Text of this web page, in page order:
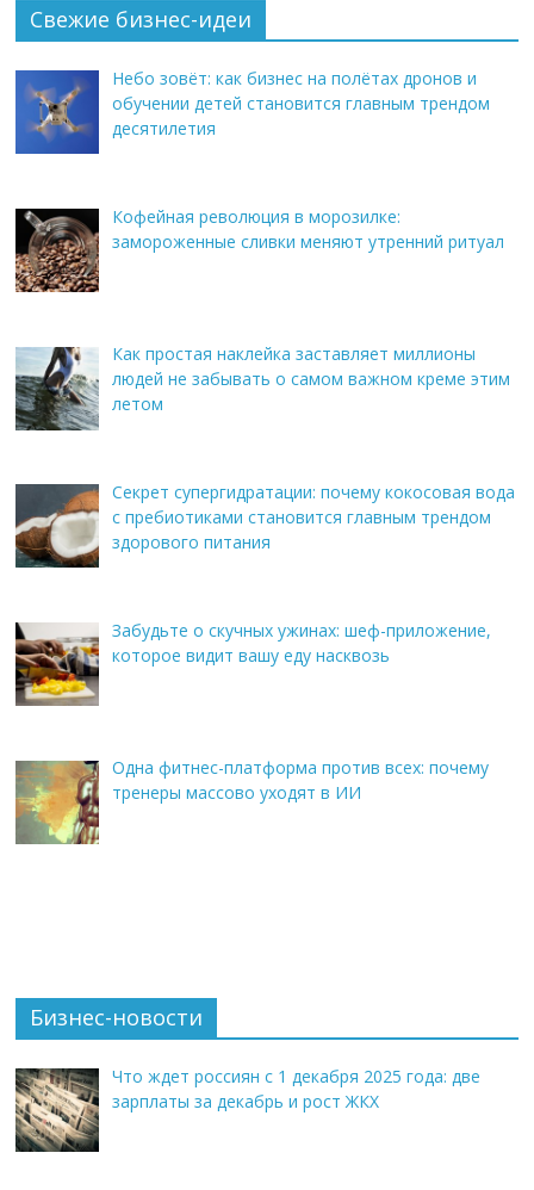
Свежие бизнес-идеи
Небо зовёт: как бизнес на полётах дронов и
обучении детей становится главным трендом
десятилетия
Кофейная революция в морозилке:
замороженные сливки меняют утренний ритуал
Как простая наклейка заставляет миллионы
людей не забывать о самом важном креме этим
летом
Секрет супергидратации: почему кокосовая вода
с пребиотиками становится главным трендом
здорового питания
Забудьте о скучных ужинах: шеф-приложение,
которое видит вашу еду насквозь
Одна фитнес-платформа против всех: почему
тренеры массово уходят в ИИ
Бизнес-новости
Что ждет россиян с 1 декабря 2025 года: две
зарплаты за декабрь и рост ЖКХ